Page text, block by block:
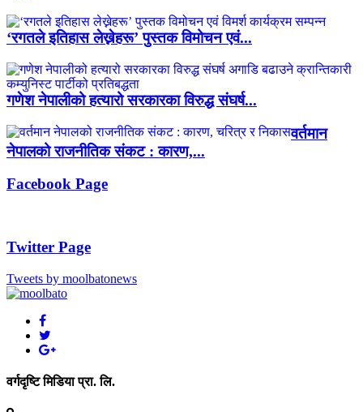
‘रगतले इतिहास लेख्नेहरू’ पुस्तक विमोचन एवं...
गणेश नेपालीको हत्यारो सरकारका विरुद्ध संघर्ष...
वर्तमान
नेपालको राजनीतिक संकट : कारण,...
Facebook Page
Twitter Page
Tweets by moolbatonews
वर्गदृष्टि मिडिया प्रा. लि.